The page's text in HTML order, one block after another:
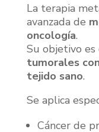
La terapia
avanzada de
oncología.
Su objetivo es
tumorales
tejido sano.
Se aplica
Cáncer de